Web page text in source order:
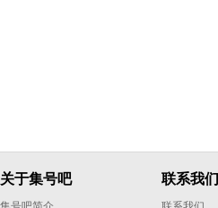
关于集号吧 联系我们